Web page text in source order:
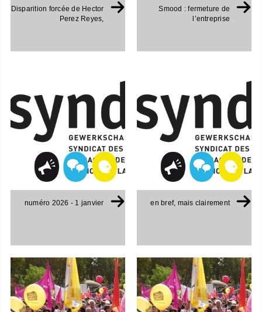
Disparition forcée de Hector
Perez Reyes,
Smood : fermeture de
l’entreprise
numéro 2026 - 1 janvier en bref, mais clairement